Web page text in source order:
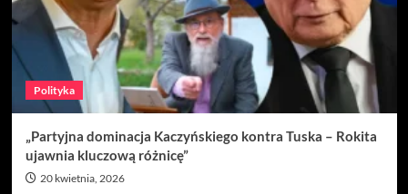
Polityka
„Partyjna dominacja Kaczyńskiego kontra Tuska – Rokita
ujawnia kluczową różnicę”
20 kwietnia, 2026